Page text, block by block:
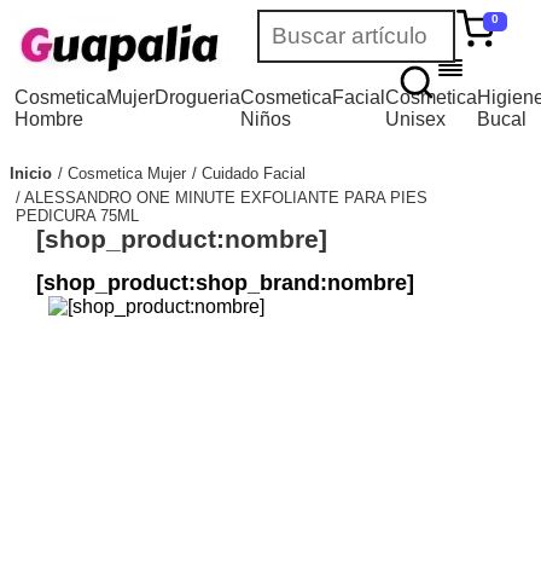
0
Cosmetica
Hombre
MujerDrogueriaCosmetica
Niños
FacialCosmetica
Unisex
Bucal
Inicio Cosmetica Mujer
Cuidado Facial
ALESSANDRO ONE MINUTE EXFOLIANTE PARA PIES
PEDICURA 75ML
[shop_product:nombre]
[shop_product:shop_brand:nombre]